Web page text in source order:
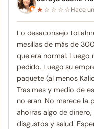
★☆☆☆☆Hace
Lo desaconsejo
mesillas de más de
que era normal. Luego
pedido. Luego su
paquete (al menos
Tras mes y medio de
no eran. No merece la
ahorras algo de
disgustos y salud.